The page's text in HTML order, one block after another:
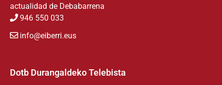
actualidad de Debabarrena
946 550 033
info@eiberri.eus
Dotb Durangaldeko Telebista